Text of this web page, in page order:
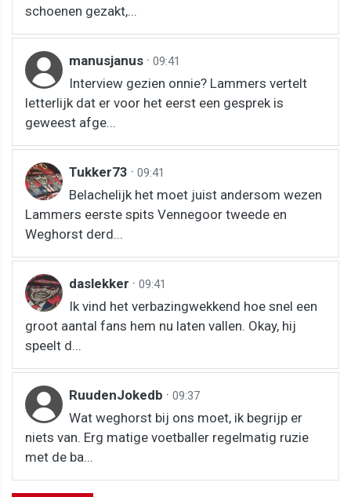
schoenen gezakt,...
manusjanus · 09:41
Interview gezien onnie? Lammers vertelt
letterlijk dat er voor het eerst een gesprek is
geweest afge...
Tukker73 · 09:41
Belachelijk het moet juist andersom wezen
Lammers eerste spits Vennegoor tweede en
Weghorst derd...
daslekker · 09:41
Ik vind het verbazingwekkend hoe snel een
groot aantal fans hem nu laten vallen. Okay, hij
speelt d...
RuudenJokedb · 09:37
Wat weghorst bij ons moet, ik begrijp er
niets van. Erg matige voetballer regelmatig ruzie
met de ba...